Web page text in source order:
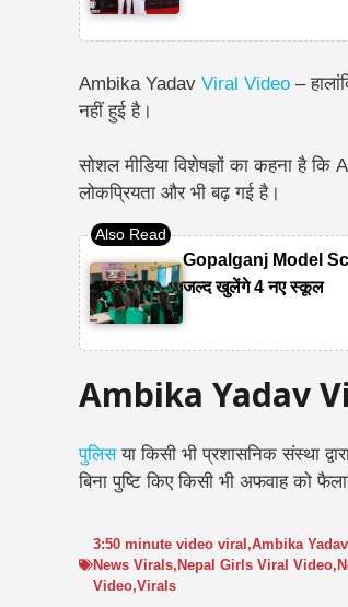
Ambika Yadav Viral Video –
नहीं हुई है।
सोशल मीडिया विशेषज्ञों का कहना है
लोकप्रियता और भी बढ़ गई है।
Gopalganj Model
जल्द खुलेंगे 4 नए स्कूल
Ambika Yadav
पुलिसया किसी भी प्रशासनिक संस्था
बिना पुष्टि किए किसी भी अफवाह को
3:50 minute video viral ,Ambika Yadav
News Virals, Nepal Girls Viral Video,
Video,Virals